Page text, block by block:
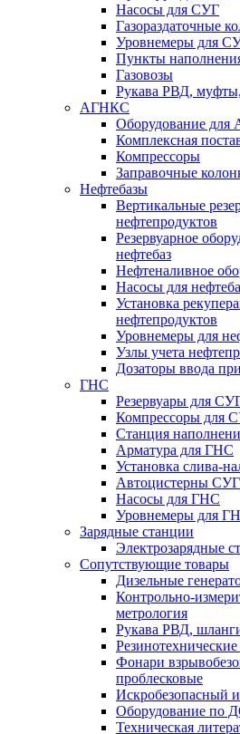
Насосы для СУГ
Газораздаточные
Уровнемеры для
Пункты
Газовозы
Рукава РВД,
АГНКС
Оборудование
Комплексная
Компрессоры
Заправочные
Нефтебазы
Вертикальные
нефтепродуктов
Резервуарное
нефтебаз
Нефтеналивное
Насосы для
Установка
нефтепродуктов
Уровнемеры для
Узлы учета
Дозаторы ввода
ГНС
Резервуары для
Компрессоры для
Станция
Арматура для ГНС
Установка слива-
Автоцистерны СУГ
Насосы для ГНС
Уровнемеры для
Зарядные станции
Электрозарядные
Сопутствующие товары
Дизельные
Контрольно-
метрология
Рукава РВД,
Фонари
проблесковые
Искробезопасный
Оборудование по
Техническая